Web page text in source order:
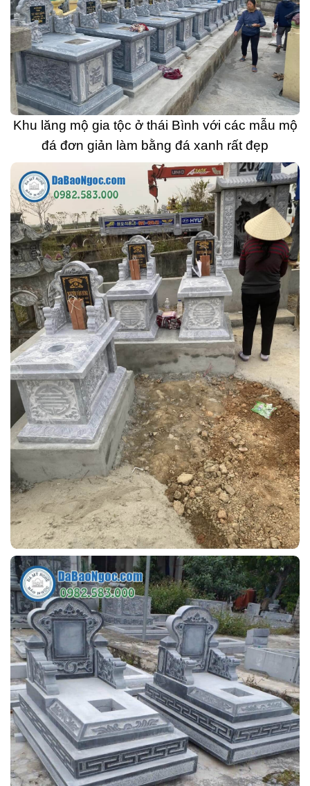
Khu lăng mộ gia tộc ở thái Bình với các mẫu mộ
đá đơn giản làm bằng đá xanh rất đẹp